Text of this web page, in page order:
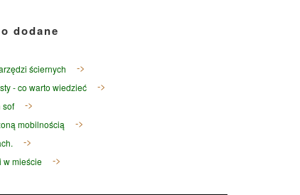
dodane
ściernych
- co warto wiedzieć
sof
mobilnością
w mieście